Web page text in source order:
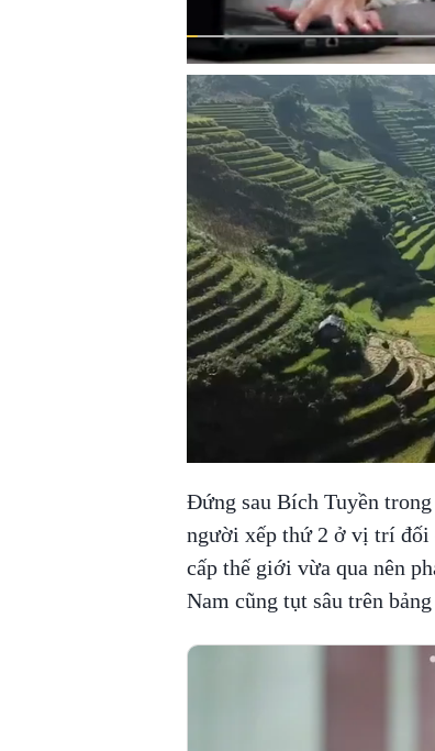
Đứng sau Bích Tuyền
người xếp thứ 2 ở vị trí đối
cấp thế giới vừa qua nên
Nam cũng tụt sâu trên